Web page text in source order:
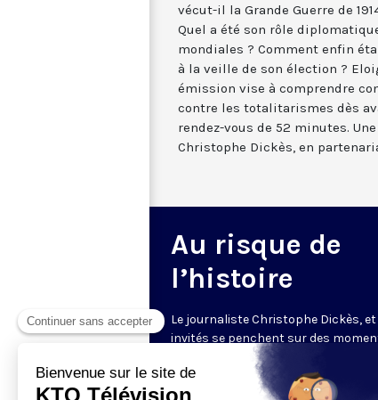
vécut-il la Grande Guerre de
Quel a été son rôle
mondiales ? Comment enfin
à la veille de son élection ?
émission vise à comprendre
contre les totalitarismes dès
rendez-vous de 52 minutes.
Christophe Dickès, en
Au risque de
l’histoire
Le journaliste Christophe Dickès, et
invités se penchent sur des
de l'Histoire de l'Eglise, pour en
manière aussi claire que précise,
les faits.